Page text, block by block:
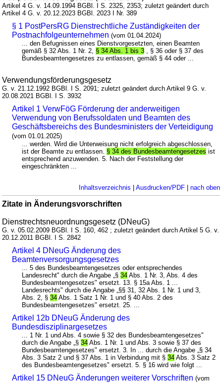
Artikel 4 G. v. 14.09.1994 BGBl. I S. 2325, 2353; zuletzt geändert durch
Artikel 4 G. v. 20.12.2023 BGBl. 2023 I Nr. 389
§ 1 PostPersRG Dienstrechtliche Zuständigkeiten der
Postnachfolgeunternehmen (vom 01.04.2024)
... den Befugnissen eines Dienstvorgesetzten, einen Beamten
gemäß § 32 Abs. 1 Nr. 2, § 34 Abs. 1 bis 3 , § 36 oder § 37 des
Bundesbeamtengesetzes zu entlassen, gemäß § 44 oder ...
Verwendungsförderungsgesetz
G. v. 21.12.1992 BGBl. I S. 2091; zuletzt geändert durch Artikel 9 G. v.
20.08.2021 BGBl. I S. 3932
Artikel 1 VerwFöG Förderung der anderweitigen
Verwendung von Berufssoldaten und Beamten des
Geschäftsbereichs des Bundesministers der Verteidigung
(vom 01.01.2025)
... werden. Wird die Unterweisung nicht erfolgreich abgeschlossen,
ist der Beamte zu entlassen. § 34 des Bundesbeamtengesetzes ist
entsprechend anzuwenden. 5. Nach der Feststellung der
eingeschränkten ...
Inhaltsverzeichnis Ausdrucken/PDF| nach oben
Zitate in Änderungsvorschriften
Dienstrechtsneuordnungsgesetz (DNeuG)
G. v. 05.02.2009 BGBl. I S. 160, 462 ; zuletzt geändert durch Artikel 5 G. v.
20.12.2011 BGBl. I S. 2842
Artikel 4 DNeuG Änderung des
Beamtenversorgungsgesetzes
... 5 des Bundesbeamtengesetzes oder entsprechendes
Landesrecht" durch die Angabe „§34 Abs. 1 Nr. 3, Abs. 4 des
Bundesbeamtengesetzes" ersetzt. 13. § 15a Abs. 1 ...
Landesrechts" durch die Angabe „§§ 31, 32 Abs. 1 Nr. 1 und 3,
Abs. 2, §34 Abs. 1 Satz 1 Nr. 1 und § 40 Abs. 2 des
Bundesbeamtengesetzes" ersetzt. 25. ...
Artikel 12b DNeuG Änderung des
Bundesdisziplinargesetzes
... 1 Nr. 1 und Abs. 4 sowie § 32 des Bundesbeamtengesetzes"
durch die Angabe „§34 Abs. 1 Nr. 1 und Abs. 3 sowie § 37 des
Bundesbeamtengesetzes" ersetzt. 3. In ... durch die Angabe „§ 34
Abs. 3 Satz 2 und § 37 Abs. 1 in Verbindung mit §34 Abs. 3 Satz 2
des Bundesbeamtengesetzes" ersetzt. 5. § 16 wird wie folgt ...
Artikel 15 DNeuG Änderungen weiterer Vorschriften (vom